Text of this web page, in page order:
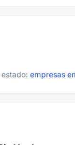
empresas